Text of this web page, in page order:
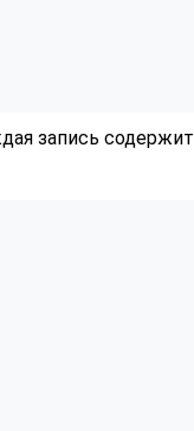
запись содержит